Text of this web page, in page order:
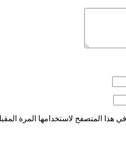
هذا المتصفح لاستخدامها المرة